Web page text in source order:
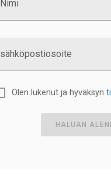
Nimi
sähköpostiosoite
Olen lukenut ja hyväksyn
HALUAN